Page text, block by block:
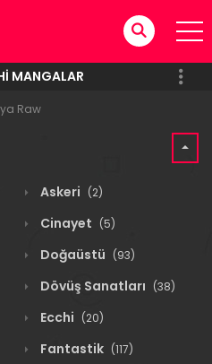
MANGALAR
Raw
Askeri (2)
Cinayet (5)
Doğaüstü (93)
Dövüş Sanatları (38)
Ecchi (20)
Fantastik (117)